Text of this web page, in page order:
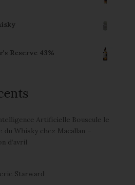
Reserve 43%
Artificielle Bouscule le
du Whisky chez Macallan –
d’avril
Starward